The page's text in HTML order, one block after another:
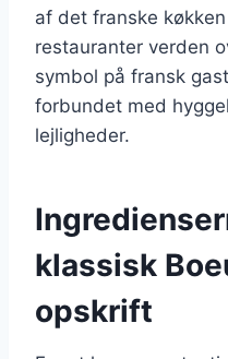
af det franske
restauranter verden
symbol på fransk
forbundet med
lejligheder.
klassisk
opskrift